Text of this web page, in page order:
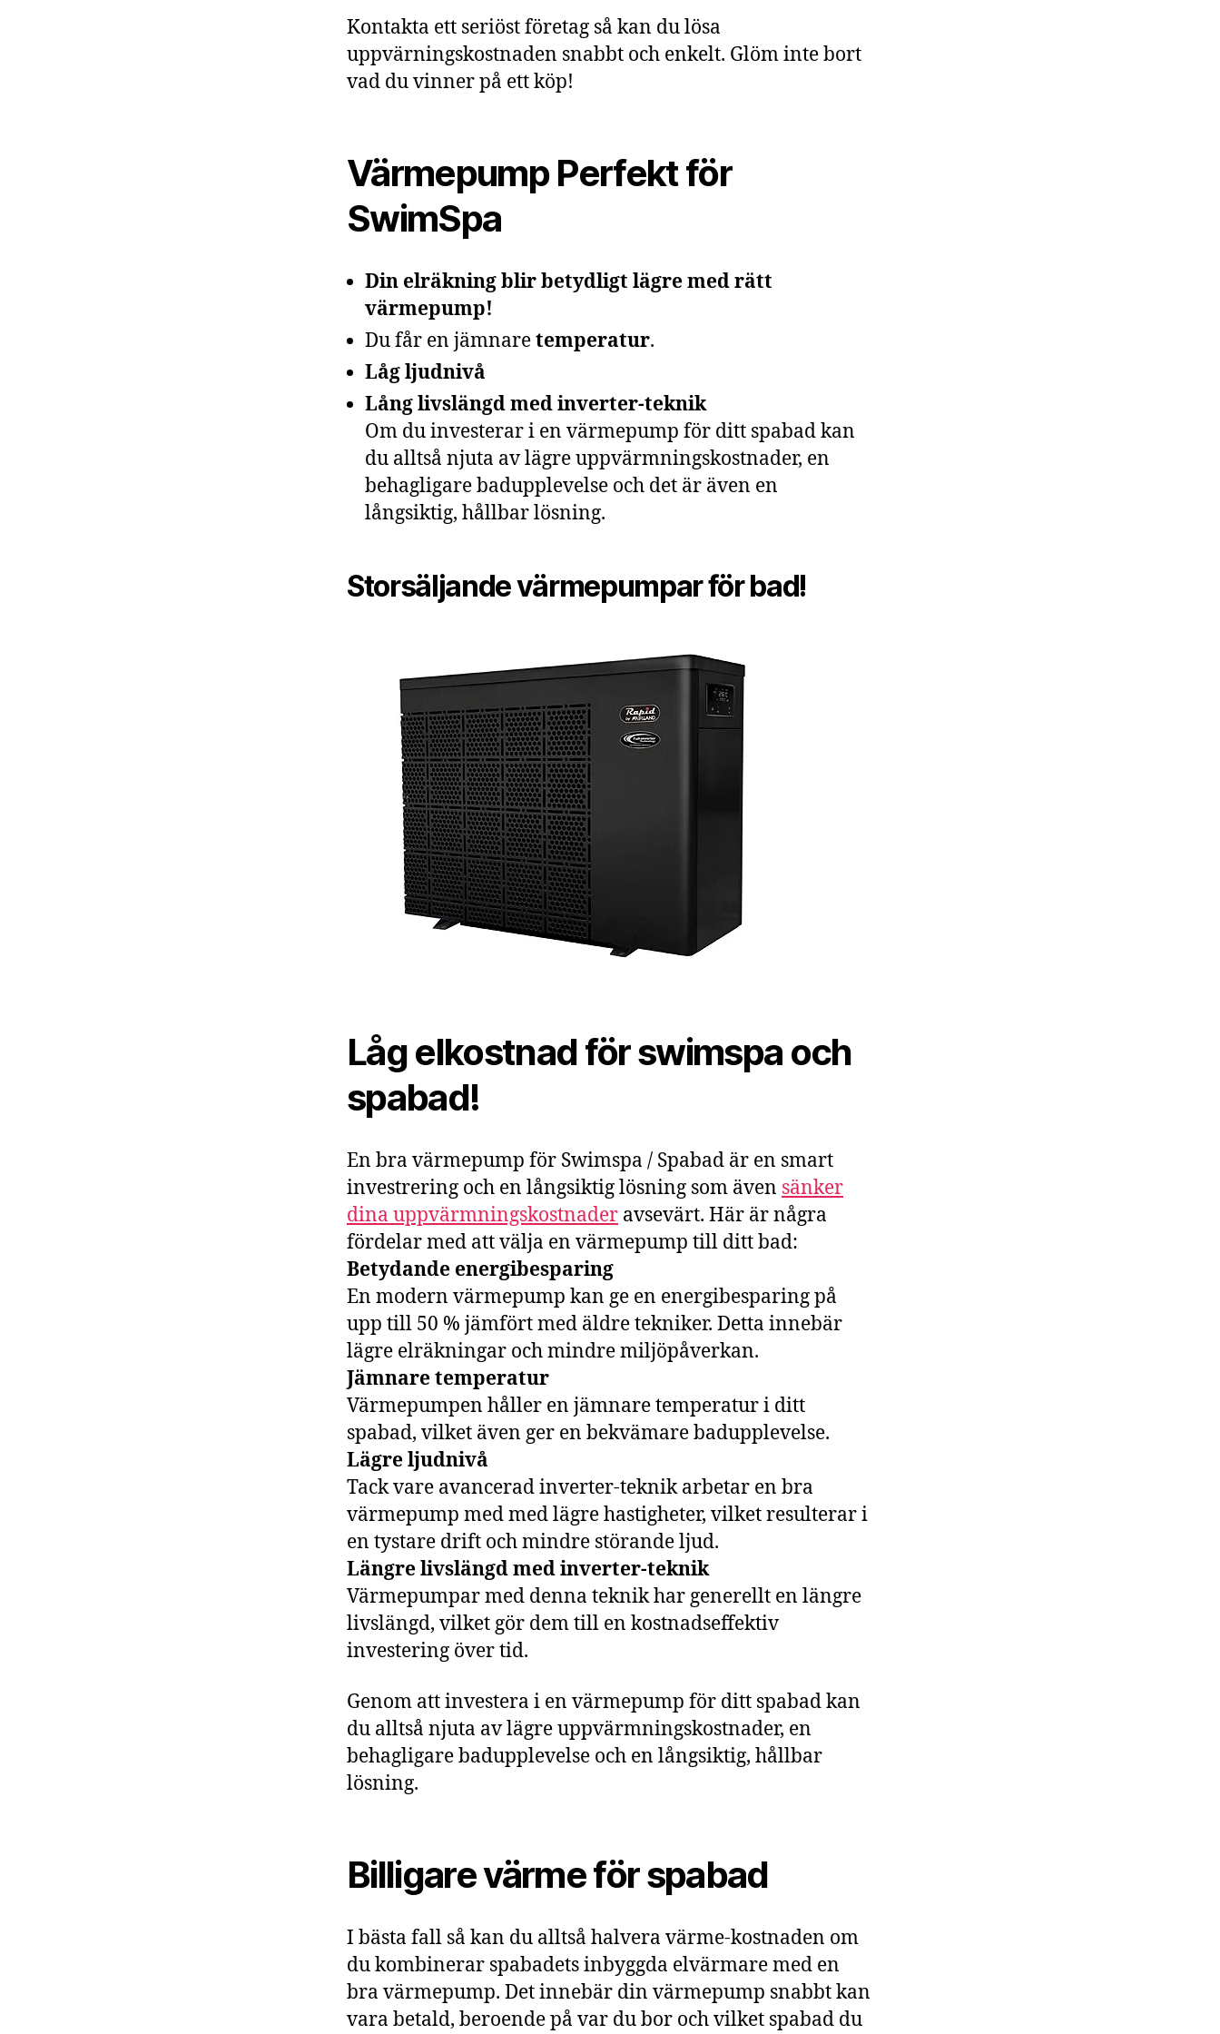
Kontakta ett seriöst företag så kan du lösa
uppvärningskostnaden snabbt och enkelt. Glöm inte bort
vad du vinner på ett köp!
Värmepump Perfekt för
SwimSpa
Din elräkning blir betydligt lägre med rätt
värmepump!
Du får en jämnaretemperatur.
Låg ljudnivå
Lång livslängd med inverter-teknik
Om du investerar i en värmepump för ditt spabad kan
du alltså njuta av lägre uppvärmningskostnader, en
behagligare badupplevelse och det är även en
långsiktig, hållbar lösning.
Storsäljande värmepumpar för bad!
Låg elkostnad för swimspa och
spabad!
En bra värmepump för Swimspa / Spabad är en smart
investrering och en långsiktig lösning som även sänker
dina uppvärmningskostnader avsevärt. Här är några
fördelar med att välja en värmepump till ditt bad:
Betydande energibesparing
En modern värmepump kan ge en energibesparing på
upp till 50 % jämfört med äldre tekniker. Detta innebär
lägre elräkningar och mindre miljöpåverkan.
Jämnare temperatur
Värmepumpen håller en jämnare temperatur i ditt
spabad, vilket även ger en bekvämare badupplevelse.
Lägre ljudnivå
Tack vare avancerad inverter-teknik arbetar en bra
värmepump med med lägre hastigheter, vilket resulterar i
en tystare drift och mindre störande ljud.
Längre livslängd med inverter-teknik
Värmepumpar med denna teknik har generellt en längre
livslängd, vilket gör dem till en kostnadseffektiv
investering över tid.
Genom att investera i en värmepump för ditt spabad kan
du alltså njuta av lägre uppvärmningskostnader, en
behagligare badupplevelse och en långsiktig, hållbar
lösning.
Billigare värme för spabad
I bästa fall så kan du alltså halvera värme-kostnaden om
du kombinerar spabadets inbyggda elvärmare med en
bra värmepump. Det innebär din värmepump snabbt kan
vara betald, beroende på var du bor och vilket spabad du